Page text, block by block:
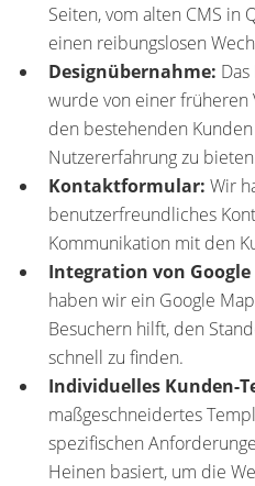
Seiten, vom alten CMS in
einen reibungslosen
Designübernahme:
wurde von einer früheren
den bestehenden
Nutzererfahrung zu
Kontaktformular: Wir
benutzerfreundliches
Kommunikation mit den
Integration von Google
haben wir ein Google
Besuchern hilft, den
schnell zu finden.
Individuelles Kunden-
maßgeschneidertes
spezifischen
Heinen basiert, um die